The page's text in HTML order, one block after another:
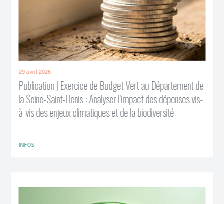
29 avril 2026
Publication | Exercice de Budget Vert au Département de
la Seine-Saint-Denis : Analyser l’impact des dépenses vis-
à-vis des enjeux climatiques et de la biodiversité
INFOS